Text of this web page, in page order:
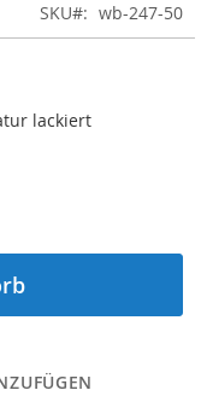
SKU
wb-247-50
lackiert